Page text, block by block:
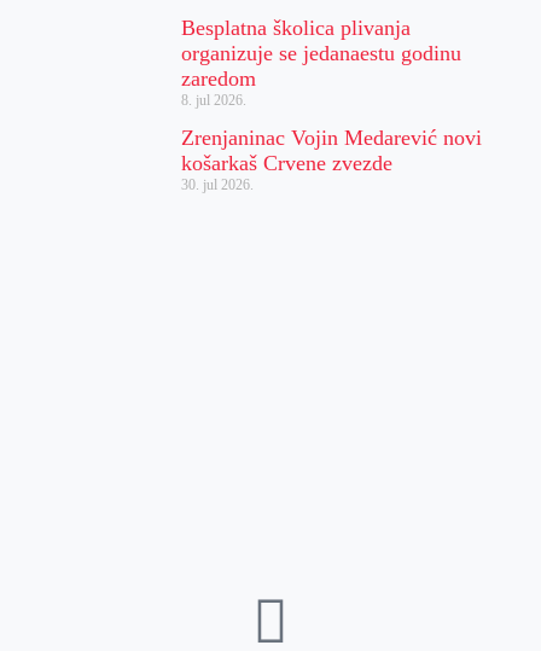
Besplatna školica plivanja
organizuje se jedanaestu godinu
zaredom
8. jul 2026.
Zrenjaninac Vojin Medarević novi
košarkaš Crvene zvezde
30. jul 2026.